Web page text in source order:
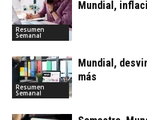
Resumen
Semanal
Mundial,
Resumen
Semanal
Mundial,
más